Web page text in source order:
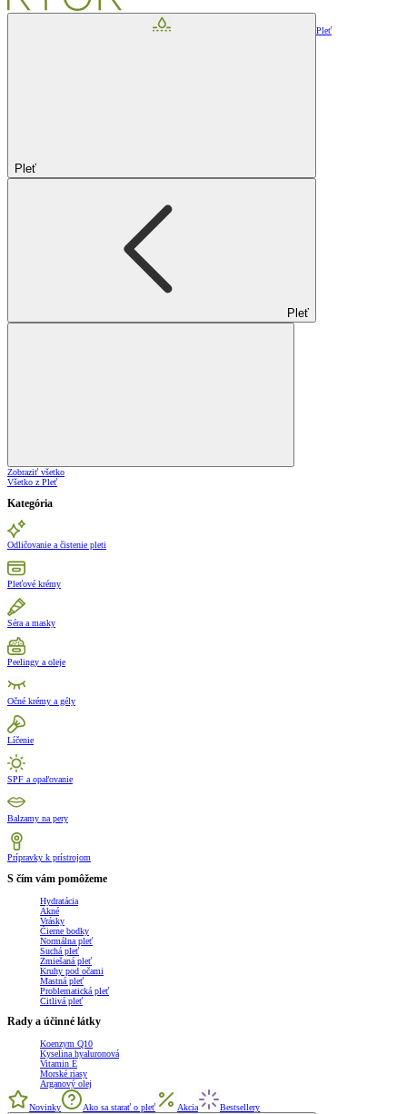
Pleť
Pleť
Pleť
Zobraziť všetko
Všetko z Pleť
Kategória
Odličovanie a čistenie pleti
Pleťové krémy
Séra a masky
Peelingy a oleje
Očné krémy a gély
Líčenie
SPF a opaľovanie
Balzamy na pery
Prípravky k prístrojom
S čím vám pomôžeme
Hydratácia
Akné
Vrásky
Čierne bodky
Normálna pleť
Suchá pleť
Zmiešaná pleť
Kruhy pod očami
Mastná pleť
Problematická pleť
Citlivá pleť
Rady a účinné látky
Koenzym Q10
Kyselina hyaluronová
Vitamin E
Morské riasy
Arganový olej
Novinky Ako sa starať o pleť Akcia Bestsellery